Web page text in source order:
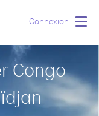
Connexion
Congo